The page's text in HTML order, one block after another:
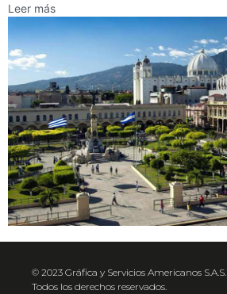
Leer más
© 2023 Gráfica y Servicios Americanos S.A.S.
Todos los derechos reservados.